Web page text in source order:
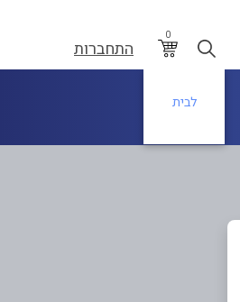
0
התחברות
לבית